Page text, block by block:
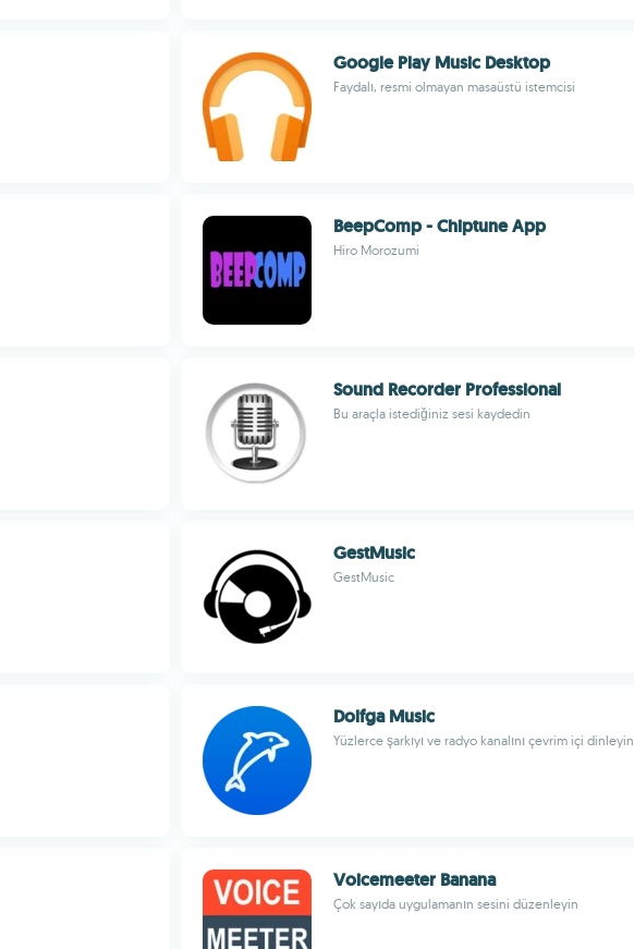
Google Play Music Desktop
Faydalı, resmi olmayan masaüstü istemcisi
BeepComp - Chiptune App
Hiro Morozumi
Sound Recorder Professional
Bu araçla istediğiniz sesi kaydedin
GestMusic
GestMusic
Dolfga Music
Yüzlerce şarkıyı ve radyo kanalını çevrim içi dinleyin
Voicemeeter Banana
Çok sayıda uygulamanın sesini düzenleyin